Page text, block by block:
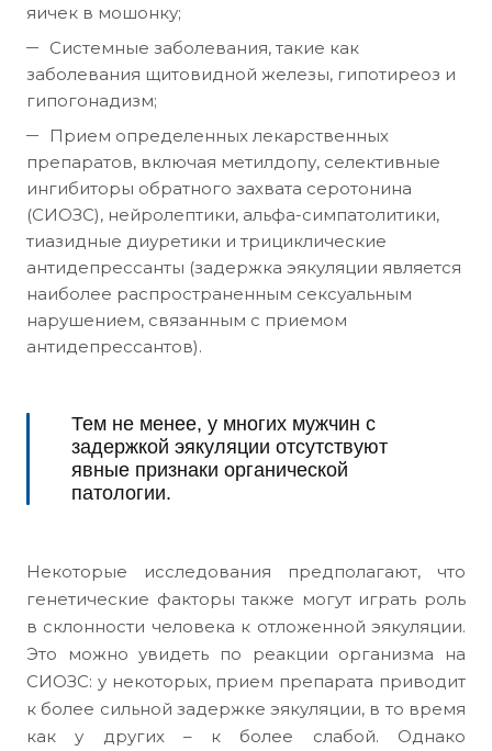
яичек в мошонку;
Системные заболевания, такие как
заболевания щитовидной железы, гипотиреоз и
гипогонадизм;
Прием определенных лекарственных
препаратов, включая метилдопу, селективные
ингибиторы обратного захвата серотонина
(СИОЗС), нейролептики, альфа-симпатолитики,
тиазидные диуретики и трициклические
антидепрессанты (задержка эякуляции является
наиболее распространенным сексуальным
нарушением, связанным с приемом
антидепрессантов).
Тем не менее, у многих мужчин с
задержкой эякуляции отсутствуют
явные признаки органической
патологии.
Некоторые исследования предполагают, что
генетические факторы также могут играть роль
в склонности человека к отложенной эякуляции.
Это можно увидеть по реакции организма на
СИОЗС: у некоторых, прием препарата приводит
к более сильной задержке эякуляции, в то время
как у других – к более слабой. Однако